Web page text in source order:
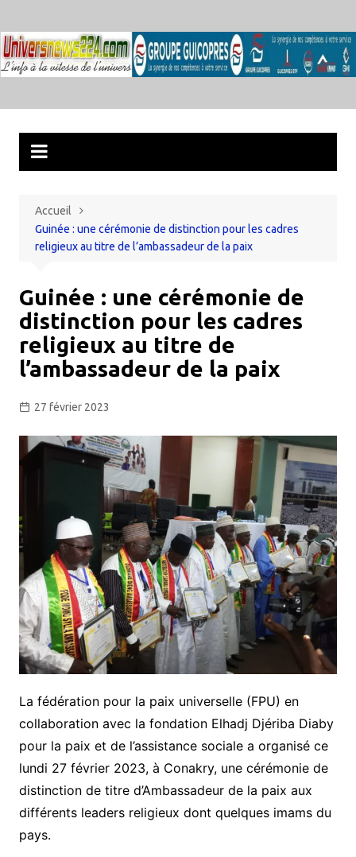
au
contenu
Accueil
Guinée : une cérémonie de distinction pour les cadres
religieux au titre de l’ambassadeur de la paix
Guinée : une cérémonie de
distinction pour les cadres
religieux au titre de
l’ambassadeur de la paix
27 février 2023
La fédération pour la paix universelle (FPU) en
collaboration avec la fondation Elhadj Djériba Diaby
pour la paix et de l’assistance sociale a organisé ce
lundi 27 février 2023, à Conakry, une cérémonie de
distinction de titre d’Ambassadeur de la paix aux
différents leaders religieux dont quelques imams du
pays.